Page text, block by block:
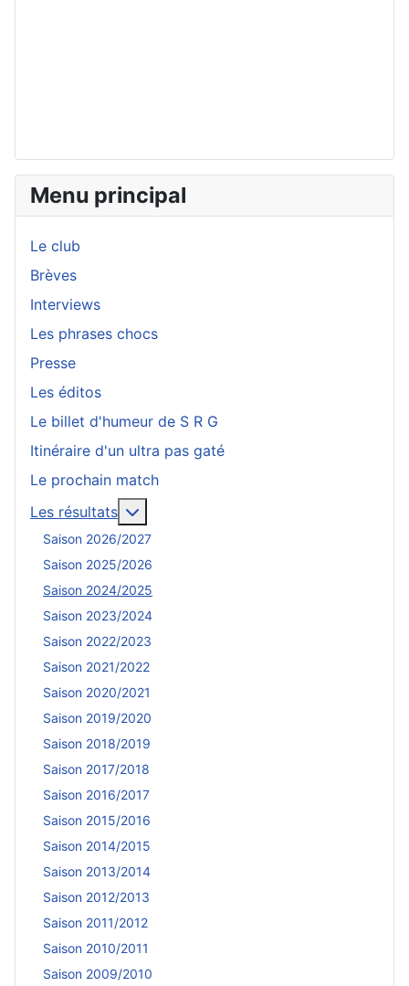
Menu principal
Le club
Brèves
Interviews
Les phrases chocs
Presse
Les éditos
Le billet d'humeur de S R G
Itinéraire d'un ultra pas gaté
Le prochain match
Les résultats
Saison 2026/2027
Saison 2025/2026
Saison 2024/2025
Saison 2023/2024
Saison 2022/2023
Saison 2021/2022
Saison 2020/2021
Saison 2019/2020
Saison 2018/2019
Saison 2017/2018
Saison 2016/2017
Saison 2015/2016
Saison 2014/2015
Saison 2013/2014
Saison 2012/2013
Saison 2011/2012
Saison 2010/2011
Saison 2009/2010